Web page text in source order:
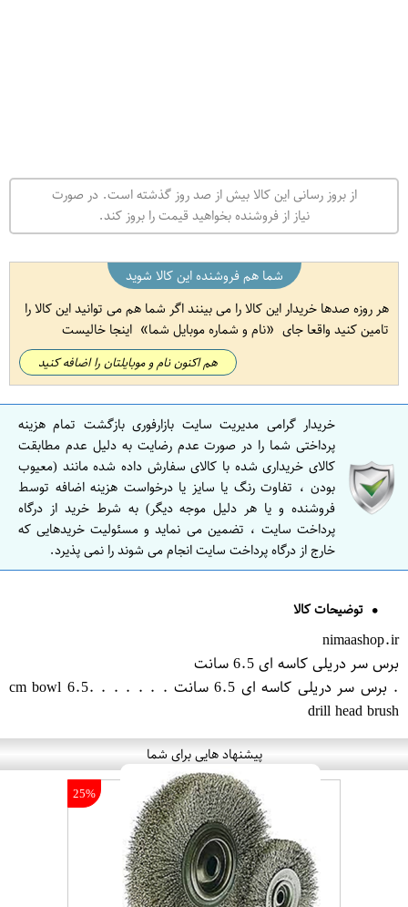
از بروز رسانی این کالا بیش از صد روز گذشته است. در صورت
نیاز از فروشنده بخواهید قیمت را بروز کند.
شما هم فروشنده این کالا شوید
هر روزه صدها خریدار این کالا را می بینند اگر شما هم می توانید این کالا را
تامین کنید واقعا جای
نام و شماره موبایل شما اینجا خالیست
هم اکنون نام و موبایلتان را اضافه کنید
خریدار گرامی مدیریت سایت بازارفوری بازگشت تمام هزینه
پرداختی شما را در صورت عدم رضایت به دلیل عدم مطابقت
کالای خریداری شده با کالای سفارش داده شده مانند (معیوب
بودن ، تفاوت رنگ یا سایز یا درخواست هزینه اضافه توسط
فروشنده و یا هر دلیل موجه دیگر) به شرط خرید از درگاه
پرداخت سایت ، تضمین می نماید و مسئولیت خریدهایی که
خارج از درگاه پرداخت سایت انجام می شوند را نمی پذیرد.
توضیحات کالا
nimaashop.ir
برس سر دریلی کاسه ای 6.5 سانت
. برس سر دریلی کاسه ای 6.5 سانت . . . . . . .6.5 cm bowl
drill head brush
پیشنهاد هایی برای شما
25%